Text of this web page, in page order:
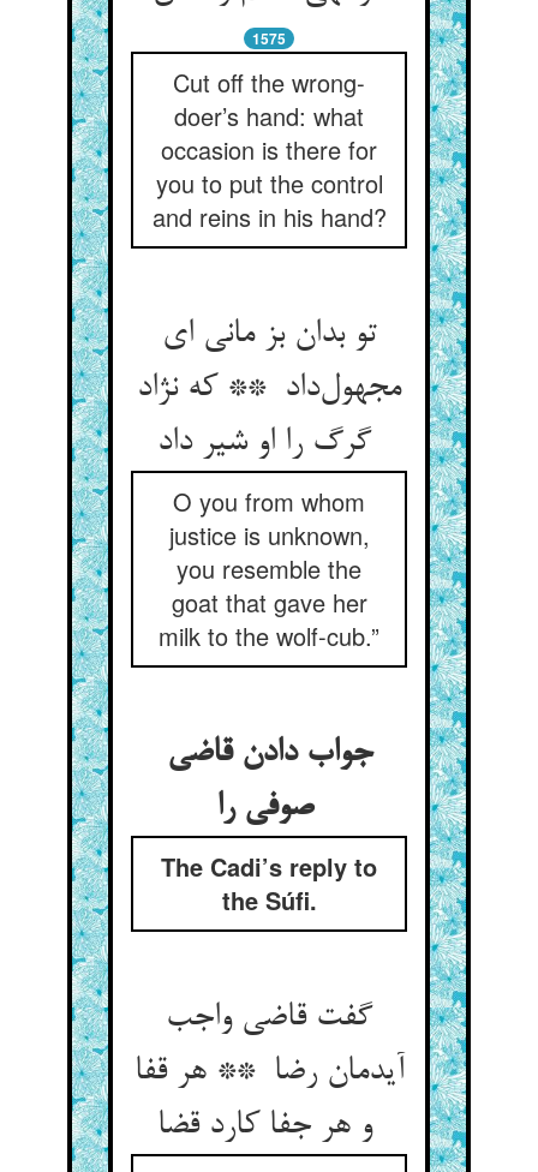
1575
Cut off the wrong-
doer’s hand: what
occasion is there for
you to put the control
and reins in his hand?
تو بدان بز مانی ای
مجهول‌داد ** که نژاد
گرگ را او شیر داد
O you from whom
justice is unknown,
you resemble the
goat that gave her
milk to the wolf-cub.”
جواب دادن قاضی
صوفی را
The Cadi’s reply to
the Súfi.
گفت قاضی واجب
آیدمان رضا ** هر قفا
و هر جفا کارد قضا